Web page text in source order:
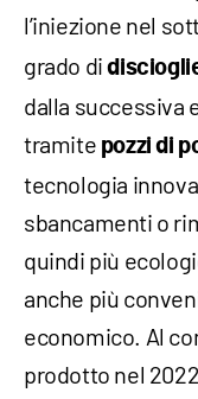
l’iniezione nel
grado di
dalla successiva
tramite pozzi di
tecnologia
sbancamenti o
quindi più
anche più
economico. Al
prodotto nel